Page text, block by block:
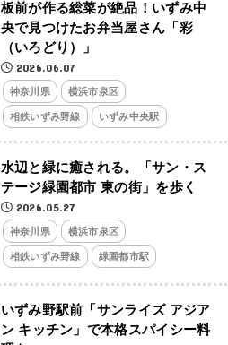
板前が作る総菜が絶品！いずみ中
央で見つけたお弁当屋さん「彩
（いろどり）」
2026.06.07
神奈川県 横浜市泉区
相鉄いずみ野線 いずみ中央駅
水辺と緑に癒される。「サン・ス
テージ緑園都市 東の街」を歩く
2026.05.27
神奈川県 横浜市泉区
相鉄いずみ野線 緑園都市駅
いずみ野駅前「サンライズ アジア
ン キッチン」で本格スパイシー料